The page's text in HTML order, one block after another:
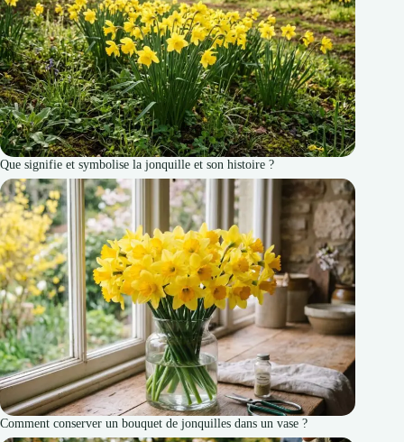
Que signifie et symbolise la jonquille et son histoire ?
Comment conserver un bouquet de jonquilles dans un vase ?